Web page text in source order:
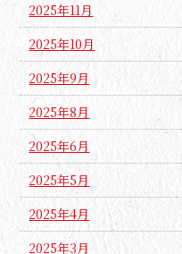
2025年11月
2025年10月
2025年9月
2025年8月
2025年6月
2025年5月
2025年4月
2025年3月